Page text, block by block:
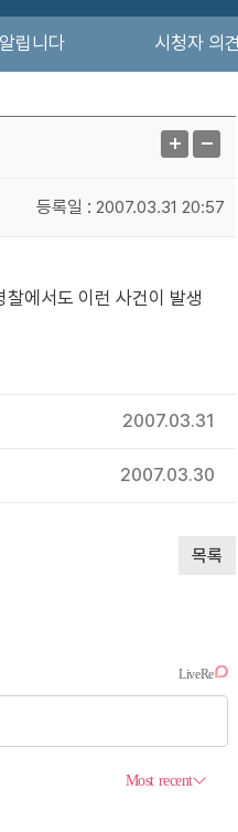
알립니다 시청자 의견
등록일 : 2007.03.31 20:57
에서도 이런 사건이 발생
2007.03.31
2007.03.30
목록